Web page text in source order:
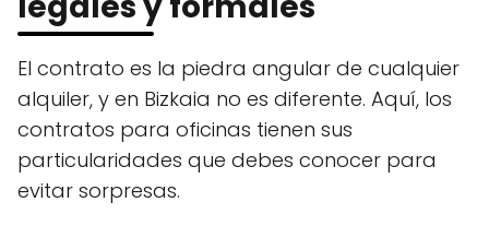
El contrato es la piedra angular de cualquier
alquiler, y en Bizkaia no es diferente. Aquí, los
contratos para oficinas tienen sus
particularidades que debes conocer para
evitar sorpresas.